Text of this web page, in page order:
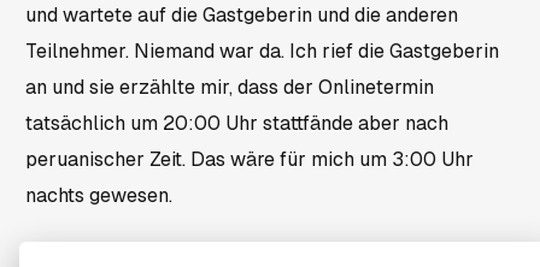
und wartete auf die Gastgeberin und die anderen
Teilnehmer. Niemand war da. Ich rief die Gastgeberin
an und sie erzählte mir, dass der Onlinetermin
tatsächlich um 20:00 Uhr stattfände aber nach
peruanischer Zeit. Das wäre für mich um 3:00 Uhr
nachts gewesen.
Mir wurde empfohlen eine kleine Siesta zu machen,